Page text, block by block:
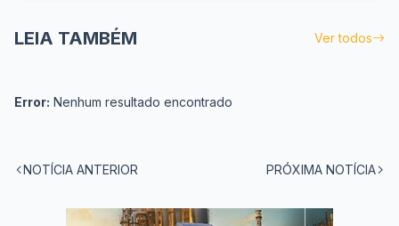
LEIA TAMBÉM Ver todos
Error: Nenhum resultado encontrado
NOTÍCIA ANTERIOR PRÓXIMA NOTÍCIA